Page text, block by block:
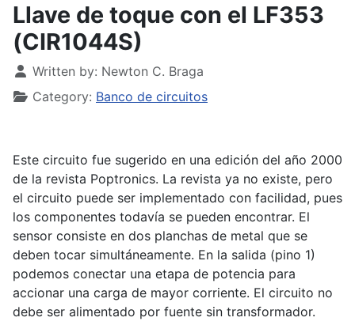
Llave de toque con el LF353
(CIR1044S)
Details
Written by: Newton C. Braga
Category: Banco de circuitos
Este circuito fue sugerido en una edición del año 2000
de la revista Poptronics. La revista ya no existe, pero
el circuito puede ser implementado con facilidad, pues
los componentes todavía se pueden encontrar. El
sensor consiste en dos planchas de metal que se
deben tocar simultáneamente. En la salida (pino 1)
podemos conectar una etapa de potencia para
accionar una carga de mayor corriente. El circuito no
debe ser alimentado por fuente sin transformador.